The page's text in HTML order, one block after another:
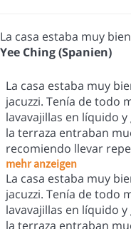
La casa estaba muy bien
Yee Ching (Spanien)
La casa estaba muy
jacuzzi. Tenía de todo
lavavajillas en líquido
la terraza entraban
recomiendo llevar
mehr anzeigen
La casa estaba muy
jacuzzi. Tenía de todo
lavavajillas en líquido
la terraza entraban